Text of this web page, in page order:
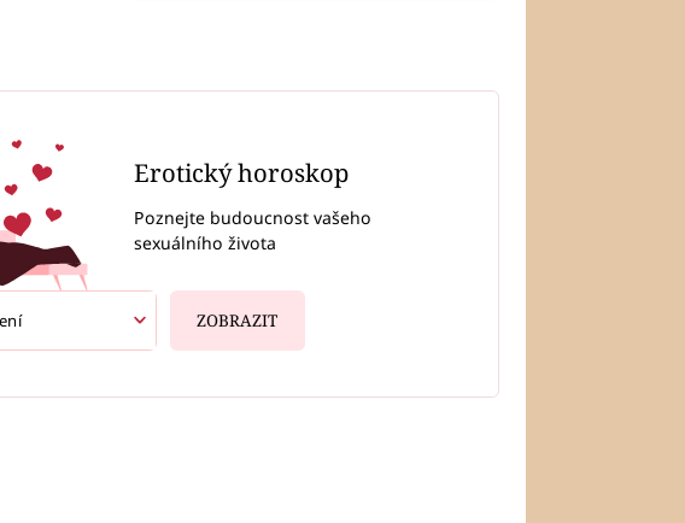
Erotický horoskop
Poznejte budoucnost vašeho
sexuálního života
ZOBRAZIT